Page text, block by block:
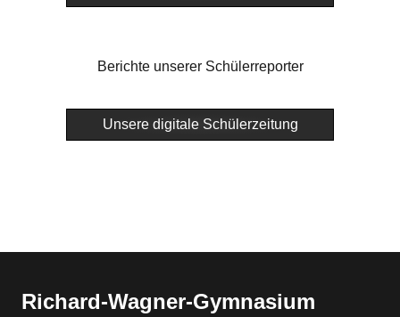
Berichte unserer Schülerreporter
Unsere digitale Schülerzeitung
Richard-​​Wagner-​​Gymnasium